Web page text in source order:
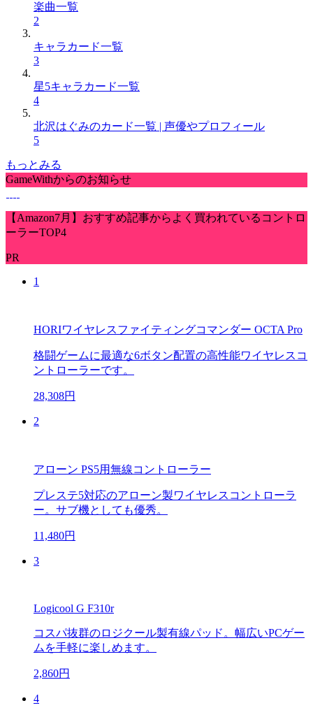
楽曲一覧
2
キャラカード一覧
3
星5キャラカード一覧
4
北沢はぐみのカード一覧 | 声優やプロフィール
5
もっとみる
GameWithからのお知らせ
【Amazon7月】おすすめ記事からよく買われているコントロ
ーラーTOP4
PR
1
HORIワイヤレスファイティングコマンダー OCTA Pro
格闘ゲームに最適な6ボタン配置の高性能ワイヤレスコ
ントローラーです。
28,308円
2
アローン PS5用無線コントローラー
プレステ5対応のアローン製ワイヤレスコントローラ
ー。サブ機としても優秀。
11,480円
3
Logicool G F310r
コスパ抜群のロジクール製有線パッド。幅広いPCゲー
ムを手軽に楽しめます。
2,860円
4